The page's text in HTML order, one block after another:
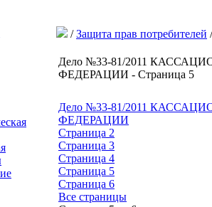
/Защита прав потребителей
Дело №33-81/2011
ФЕДЕРАЦИИ - Страница 5
Дело №33-81/2011
ФЕДЕРАЦИИ
Страница 2
Страница 3
Страница 4
Страница 5
Страница 6
Все страницы